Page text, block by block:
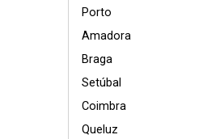
Porto
Amadora
Braga
Setúbal
Coimbra
Queluz